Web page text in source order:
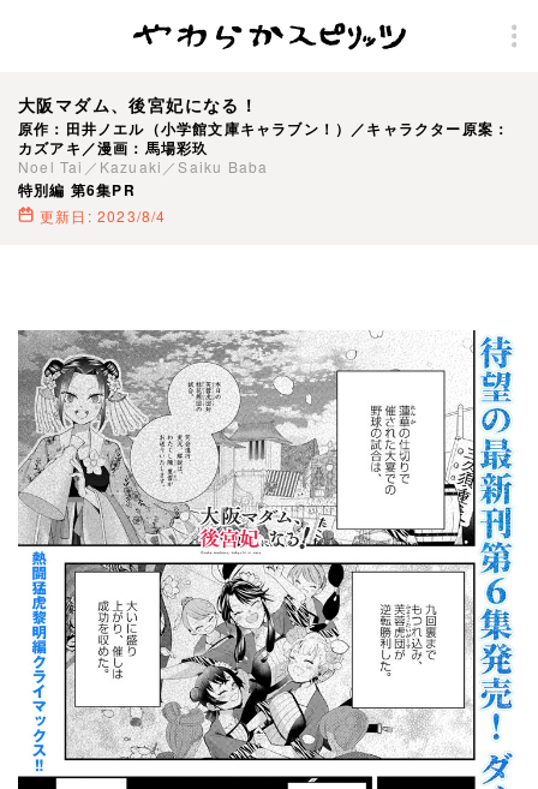
大阪マダム、後宮妃になる！
原作：田井ノエル（小学館文庫キャラブン！）／キャラクター原案：
カズアキ／漫画：馬場彩玖
Noel Tai／Kazuaki／Saiku Baba
特別編 第6集PR
更新日: 2023/8/4